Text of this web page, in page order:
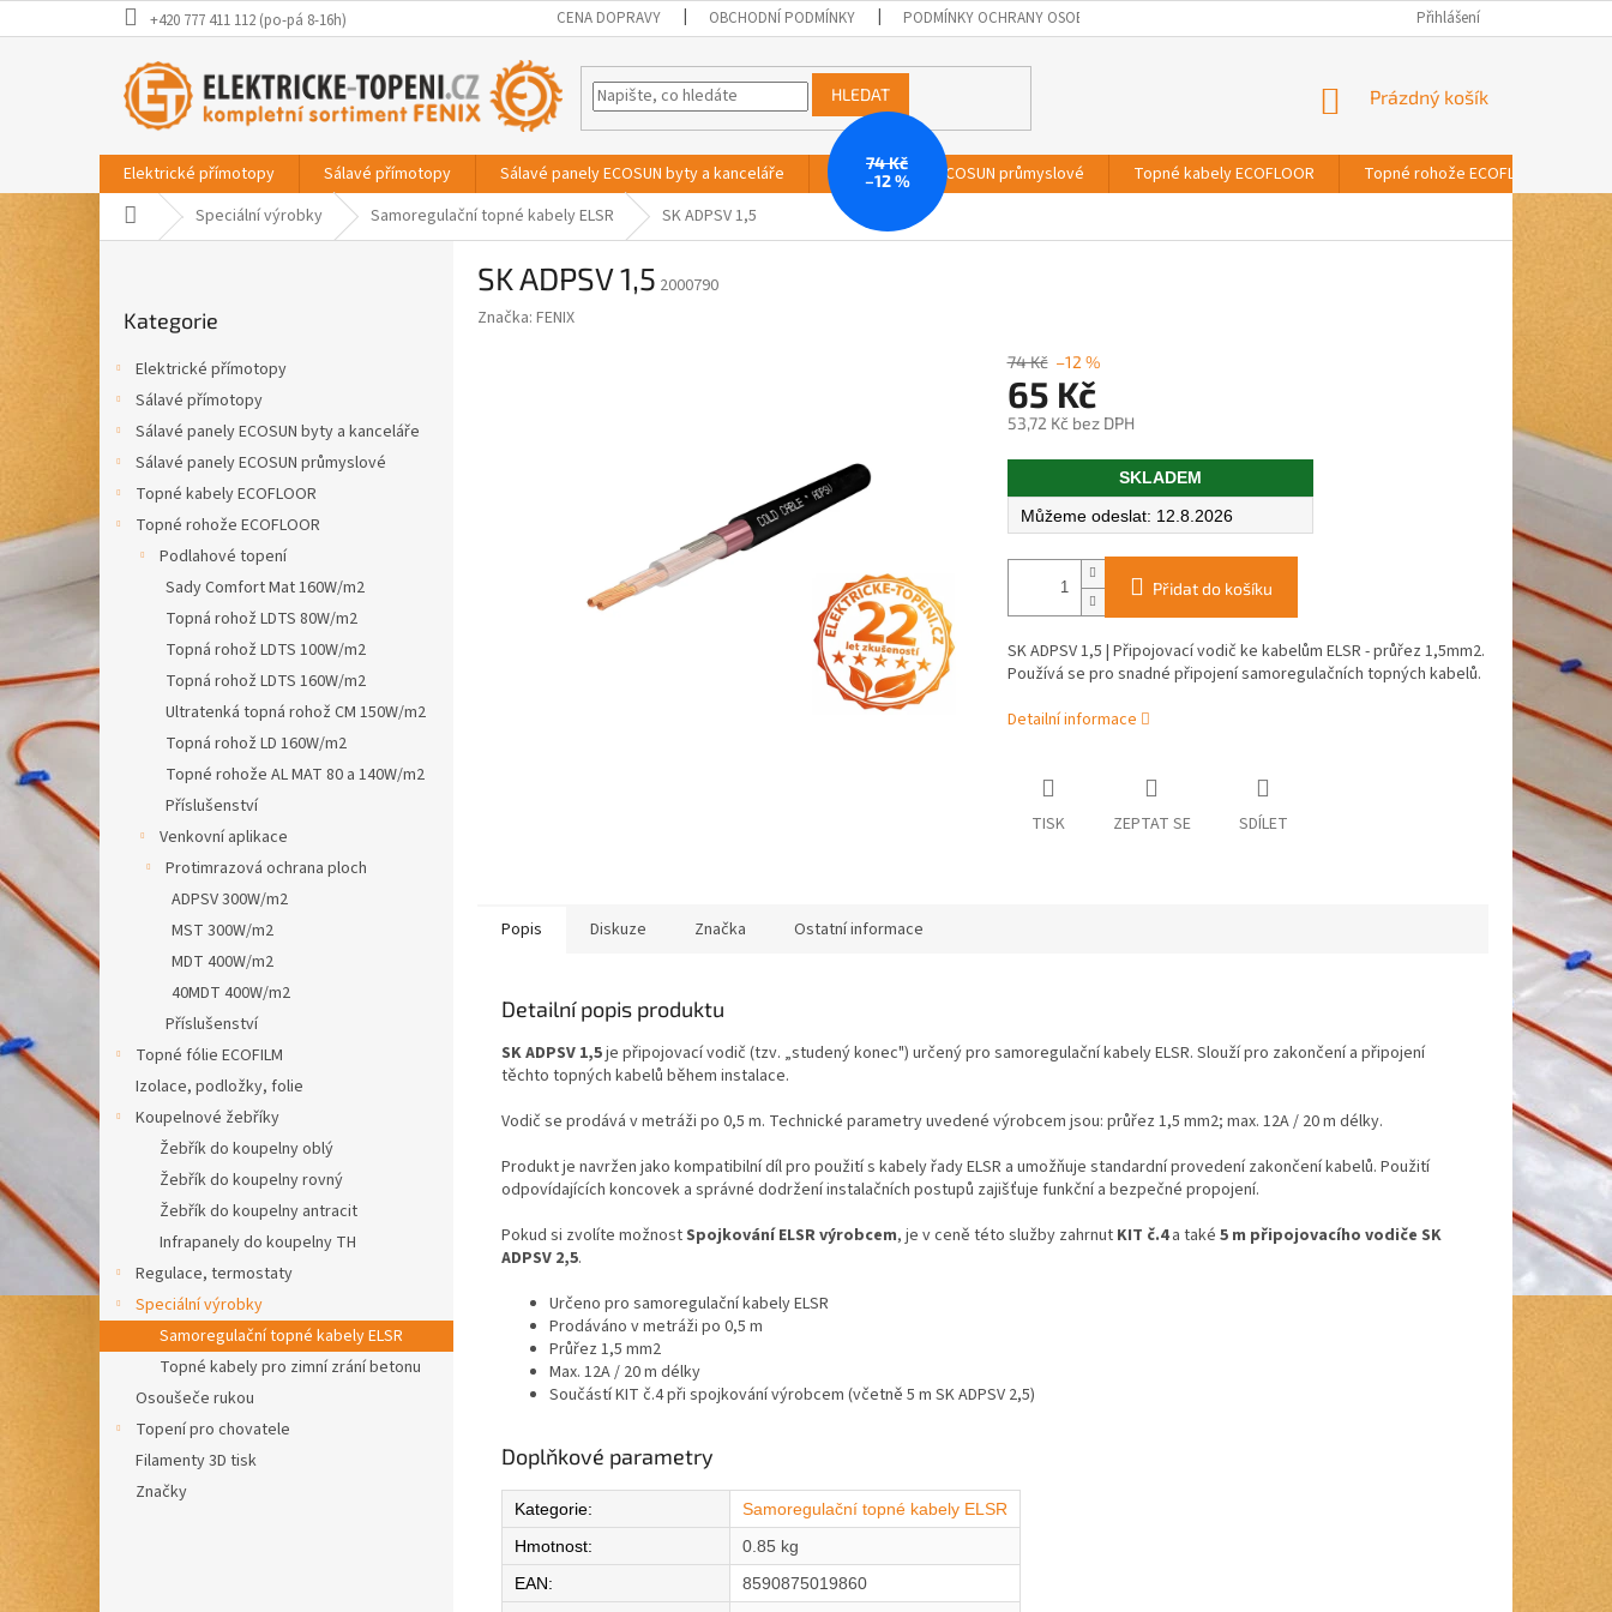
na
+420 777 411 112 (po-pá 8-16h) CENA DOPRAVY OBCHODNÍ PODMÍNKY PODMÍNKY OCHRANY OSOBNÍCH ÚDAJŮ Přihlášení
HLEDAT
NÁKUPNÍ
Prázdný košík
Elektrické přímotopy Sálavé přímotopy Sálavé panely ECOSUN byty a kanceláře Sálavé panely ECOSUN průmyslové Topné kabely ECOFLOOR Topné rohože ECOFLOOR
Domů Speciální výrobky Samoregulační topné kabely ELSR SK ADPSV 1,5
a
e
kategorie
Kategorie
Elektrické přímotopy
Sálavé přímotopy
Sálavé panely ECOSUN byty a kanceláře
Sálavé panely ECOSUN průmyslové
Topné kabely ECOFLOOR
Topné rohože ECOFLOOR
Podlahové topení
Sady Comfort Mat 160W/m2
Topná rohož LDTS 80W/m2
Topná rohož LDTS 100W/m2
Topná rohož LDTS 160W/m2
Ultratenká topná rohož CM 150W/m2
Topná rohož LD 160W/m2
Topné rohože AL MAT 80 a 140W/m2
Příslušenství
Venkovní aplikace
Protimrazová ochrana ploch
ADPSV 300W/m2
MST 300W/m2
MDT 400W/m2
40MDT 400W/m2
Příslušenství
Topné fólie ECOFILM
Izolace, podložky, folie
Koupelnové žebříky
Žebřík do koupelny oblý
Žebřík do koupelny rovný
Žebřík do koupelny antracit
Infrapanely do koupelny TH
Regulace, termostaty
Speciální výrobky
Samoregulační topné kabely ELSR
Topné kabely pro zimní zrání betonu
Osoušeče rukou
Topení pro chovatele
Filamenty 3D tisk
Značky
SK ADPSV 1,5 2000790
Značka: FENIX
74 Kč
–12 %
74 Kč –12 %
65 Kč
53,72 Kč bez DPH
Měrná
SKLADEM
12.8.2026
Přidat do košíku
SK ADPSV 1,5 | Připojovací vodič ke kabelům ELSR - průřez 1,5mm2.
Používá se pro snadné připojení samoregulačních topných kabelů.
Detailní informace
TISK ZEPTAT SE SDÍLET
Popis Diskuze Značka Ostatní informace
Detailní popis produktu
SK ADPSV 1,5je připojovací vodič (tzv. „studený konec") určený pro samoregulační kabely ELSR. Slouží pro zakončení a připojení
těchto topných kabelů během instalace.
Vodič se prodává v metráži po 0,5 m. Technické parametry uvedené výrobcem jsou: průřez 1,5 mm2; max. 12A / 20 m délky.
Produkt je navržen jako kompatibilní díl pro použití s kabely řady ELSR a umožňuje standardní provedení zakončení kabelů. Použití
odpovídajících koncovek a správné dodržení instalačních postupů zajišťuje funkční a bezpečné propojení.
Pokud si zvolíte možnostSpojkování ELSR výrobcem, je v ceně této služby zahrnut KIT č.4a také 5 m připojovacího vodiče SK
ADPSV 2,5.
Určeno pro samoregulační kabely ELSR
Prodáváno v metráži po 0,5 m
Průřez 1,5 mm2
Max. 12A / 20 m délky
Součástí KIT č.4 při spojkování výrobcem (včetně 5 m SK ADPSV 2,5)
Doplňkové parametry
Kategorie:
Samoregulační topné kabely ELSR
Hmotnost:
0.85 kg
EAN:
8590875019860